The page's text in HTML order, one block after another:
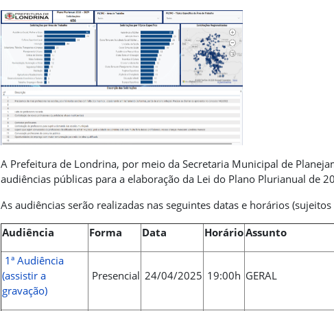
A Prefeitura de Londrina, por meio da Secretaria Municipal de
audiências públicas para a elaboração da Lei do Plano Plurianual de
As audiências serão realizadas nas seguintes datas e horários (sujeitos
Audiência
Forma Data HorárioAssunto
1ª Audiência
(assistir a
gravação)
Presencial 24/04/2025 19:00h GERAL